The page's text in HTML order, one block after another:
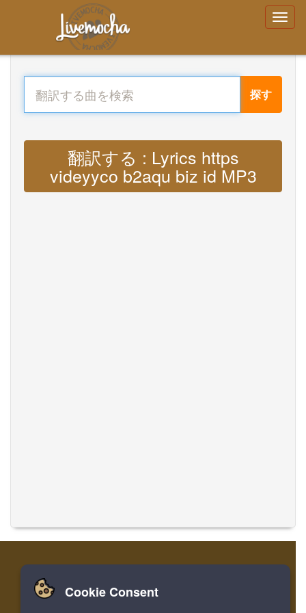
探す
翻訳する : Lyrics https
videyyco b2aqu biz id MP3
家 ログイン 登録
Cookie Consent